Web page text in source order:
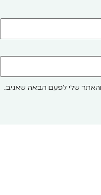
שלי לפעם הבאה שאגיב.